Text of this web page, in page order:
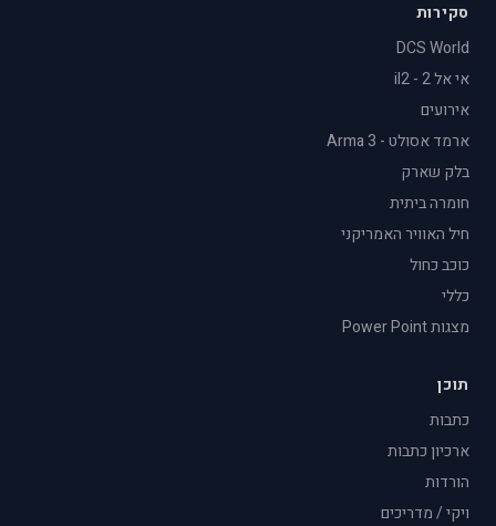
סקירות
DCS World
אי אל 2 - il2
אירועים
ארמד אסולט - Arma 3
בלק שארק
חומרה ביתית
חיל האוויר האמריקני
כוכב כחול
כללי
מצגות Power Point
תוכן
כתבות
ארכיון כתבות
הורדות
ויקי / מדריכים